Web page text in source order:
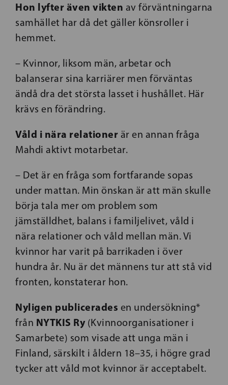
Hon lyfter även vikten av förväntningarna
samhället har då det gäller könsroller i
hemmet.
– Kvinnor, liksom män, arbetar och
balanserar sina karriärer men förväntas
ändå dra det största lasset i hushållet. Här
krävs en förändring.
Våld i nära relationer är en annan fråga
Mahdi aktivt motarbetar.
– Det är en fråga som fortfarande sopas
under mattan. Min önskan är att män skulle
börja tala mer om problem som
jämställdhet, balans i familjelivet, våld i
nära relationer och våld mellan män. Vi
kvinnor har varit på barrikaden i över
hundra år. Nu är det männens tur att stå vid
fronten, konstaterar hon.
Nyligen publicerades en undersökning*
från NYTKIS Ry(Kvinnoorganisationer i
Samarbete) som visade att unga män i
Finland, särskilt i åldern 18–35, i högre grad
tycker att våld mot kvinnor är acceptabelt.